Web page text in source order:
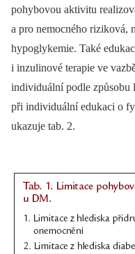
pohybovou aktivitu
a pro nemocného riziková,
hypoglykemie. Také
i inzulinové terapie ve
individuální podle způsobu
při individuální edukaci o
ukazuje tab. 2.